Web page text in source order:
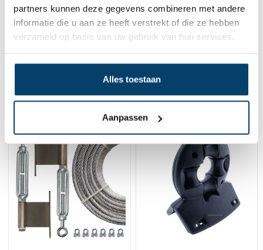
partners kunnen deze gegevens combineren met andere
informatie die u aan ze heeft verstrekt of die ze hebben
verzameld op basis van uw gebruik van hun services.
Alles toestaan
Aanpassen